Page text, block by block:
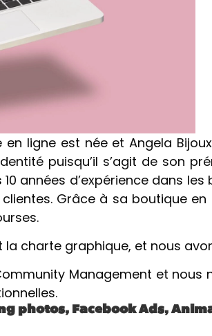
ligne est née et Angela
puisqu’il s’agit de son
années d’expérience dans
Grâce à sa boutique
la charte graphique, et nous
Management et
photos, Facebook Ads,